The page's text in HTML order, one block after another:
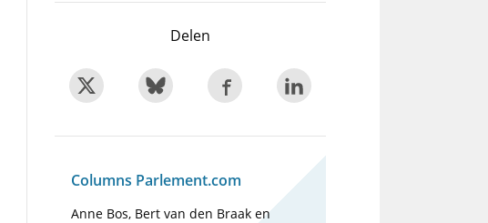
Delen
Columns Parlement.com
Anne Bos, Bert van den Braak en